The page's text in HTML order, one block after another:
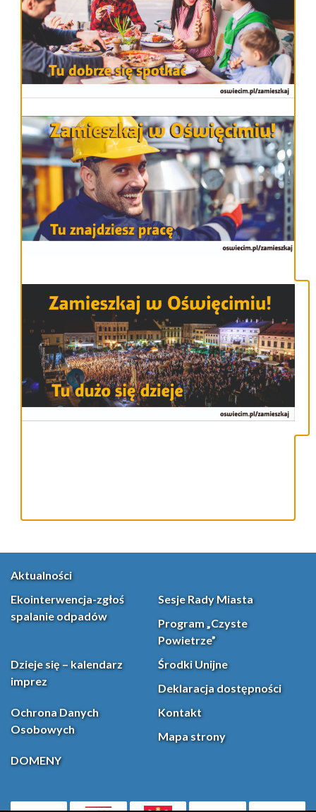
Aktualności
Ekointerwencja-zgłoś
spalanie odpadów
Sesje Rady Miasta
Program „Czyste
Powietrze”
Dzieje się – kalendarz
imprez
Środki Unijne
Deklaracja dostępności
Ochrona Danych
Osobowych
Kontakt
Mapa strony
DOMENY